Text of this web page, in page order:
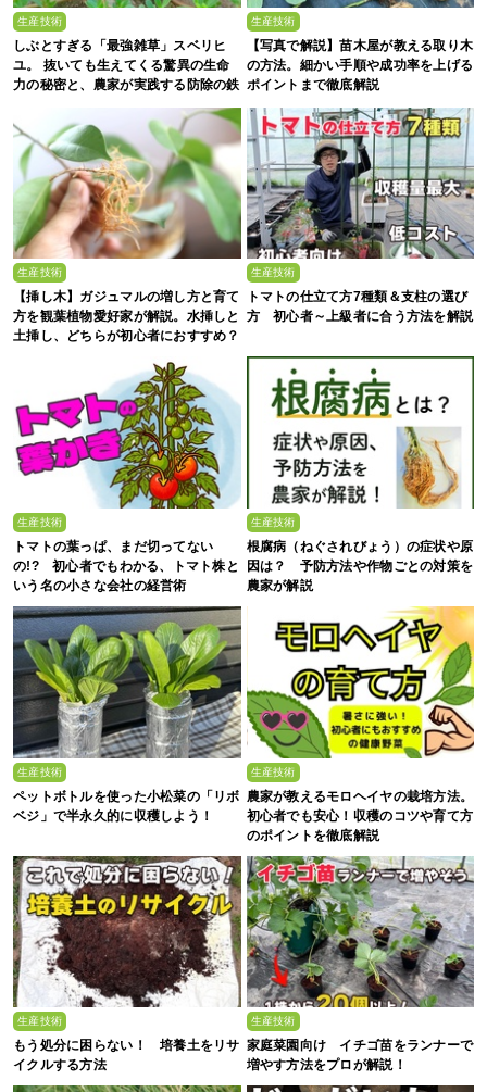
生産技術
しぶとすぎる「最強雑草」スベリヒ
ユ。 抜いても生えてくる驚異の生命
力の秘密と、農家が実践する防除の鉄
生産技術
【写真で解説】苗木屋が教える取り木
の方法。細かい手順や成功率を上げる
ポイントまで徹底解説
生産技術
【挿し木】ガジュマルの増し方と育て
方を観葉植物愛好家が解説。水挿しと
土挿し、どちらが初心者におすすめ？
生産技術
トマトの仕立て方7種類＆支柱の選び
方 初心者～上級者に合う方法を解説
生産技術
トマトの葉っぱ、まだ切ってない
の!? 初心者でもわかる、トマト株と
いう名の小さな会社の経営術
生産技術
根腐病（ねぐされびょう）の症状や原
因は？ 予防方法や作物ごとの対策を
農家が解説
生産技術
ペットボトルを使った小松菜の「リボ
ベジ」で半永久的に収穫しよう！
生産技術
農家が教えるモロヘイヤの栽培方法。
初心者でも安心！収穫のコツや育て方
のポイントを徹底解説
生産技術
もう処分に困らない！ 培養土をリサ
イクルする方法
生産技術
家庭菜園向け イチゴ苗をランナーで
増やす方法をプロが解説！